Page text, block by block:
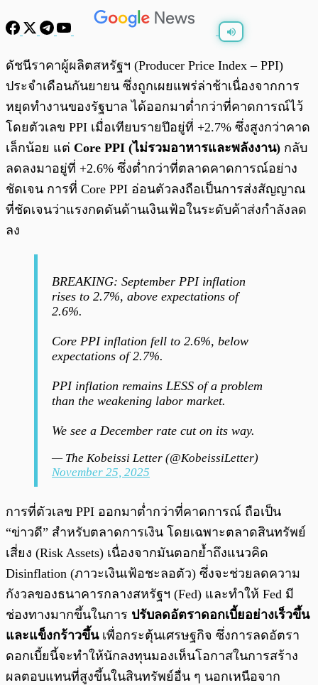
พร้อมเล่น
ดัชนีราคาผู้ผลิตสหรัฐฯ (Producer Price Index – PPI)
ประจำเดือนกันยายน ซึ่งถูกเผยแพร่ล่าช้าเนื่องจากการ
หยุดทำงานของรัฐบาล ได้ออกมาต่ำกว่าที่คาดการณ์ไว้
โดยตัวเลข PPI เมื่อเทียบรายปีอยู่ที่ +2.7% ซึ่งสูงกว่าคาด
เล็กน้อย แต่ Core PPI (ไม่รวมอาหารและพลังงาน) กลับ
ลดลงมาอยู่ที่ +2.6% ซึ่งต่ำกว่าที่ตลาดคาดการณ์อย่าง
ชัดเจน การที่ Core PPI อ่อนตัวลงถือเป็นการส่งสัญญาณ
ที่ชัดเจนว่าแรงกดดันด้านเงินเฟ้อในระดับค้าส่งกำลังลด
ลง
BREAKING: September PPI inflation
rises to 2.7%, above expectations of
2.6%.
Core PPI inflation fell to 2.6%, below
expectations of 2.7%.
PPI inflation remains LESS of a problem
than the weakening labor market.
We see a December rate cut on its way.
— The Kobeissi Letter (@KobeissiLetter)
November 25, 2025
การที่ตัวเลข PPI ออกมาต่ำกว่าที่คาดการณ์ ถือเป็น
“ข่าวดี” สำหรับตลาดการเงิน โดยเฉพาะตลาดสินทรัพย์
เสี่ยง (Risk Assets) เนื่องจากมันตอกย้ำถึงแนวคิด
Disinflation (ภาวะเงินเฟ้อชะลอตัว) ซึ่งจะช่วยลดความ
กังวลของธนาคารกลางสหรัฐฯ (Fed) และทำให้ Fed มี
ช่องทางมากขึ้นในการ ปรับลดอัตราดอกเบี้ยอย่างเร็วขึ้น
และแข็งกร้าวขึ้นเพื่อกระตุ้นเศรษฐกิจ ซึ่งการลดอัตรา
ดอกเบี้ยนี้จะทำให้นักลงทุนมองเห็นโอกาสในการสร้าง
ผลตอบแทนที่สูงขึ้นในสินทรัพย์อื่น ๆ นอกเหนือจาก